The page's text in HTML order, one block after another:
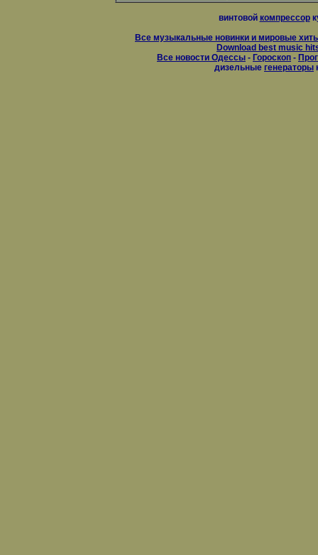
винтовой компрессор
Все музыкальные новинки и мировые
Download best music
Все новости Одессы - Гороскоп -
дизельные генераторы